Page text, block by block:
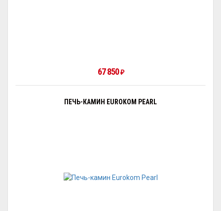
67 850₽
ПЕЧЬ-КАМИН EUROKOM PEARL